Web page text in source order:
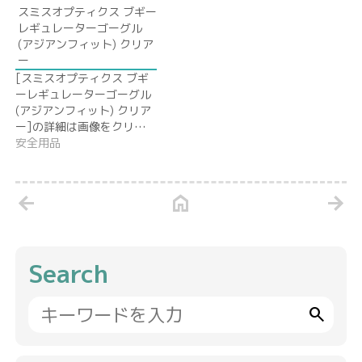
スミスオプティクス ブギー
レギュレーターゴーグル
(アジアンフィット) クリア
ー
[スミスオプティクス ブギ
ーレギュレーターゴーグル
(アジアンフィット) クリア
ー]の詳細は画像をクリ…
安全用品
arrow_back home arrow_forward
Search
search